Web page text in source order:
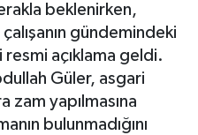
beklenirken,
gündemindeki
açıklama geldi.
Güler, asgari
zam yapılmasına
bulunmadığını